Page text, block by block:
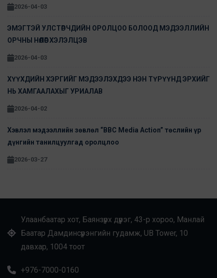
2026-04-03
ЭМЭГТЭЙ УЛСТӨРЧДИЙН ОРОЛЦОО БОЛООД МЭДЭЭЛЛИЙН
ОРЧНЫ НӨЛӨӨГ ХЭЛЭЛЦЭВ
2026-04-03
ХҮҮХДИЙН ХЭРГИЙГ МЭДЭЭЛЭХДЭЭ НЭН ТҮРҮҮНД ЭРХИЙГ
НЬ ХАМГААЛАХЫГ УРИАЛАВ
2026-04-02
Хэвлэл мэдээллийн зөвлөл “BBC Media Action” төслийн үр
дүнгийн танилцуулгад оролцлоо
2026-03-27
Улаанбаатар хот, Баянзүрх дүүрэг, 43-р хороо, Манлай
Баатар Дамдинсүрэнгийн гудамж, UB Tower, 10
давхар, 1004 тоот
+976-7000-0160